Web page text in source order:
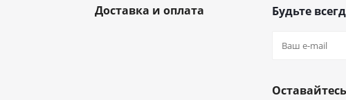
Доставка и оплата Будьте